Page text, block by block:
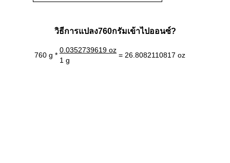
วิธีการแปลง760กรัมเข้าไปออนซ์?
760 g *
0.0352739619 oz
= 26.8082110817 oz
1 g